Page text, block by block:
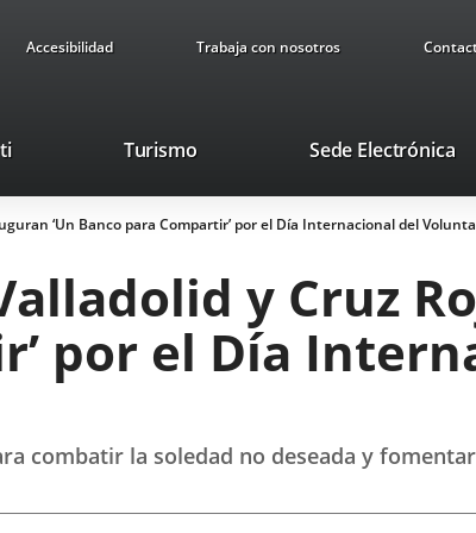
Accesibilidad Trabaja con nosotros
TurismoEste
se
abrirá
una
ventana
nueva.
Sede Electrónica
‘Un Banco para Compartir’ por el Día Internacional del
y Cruz
por el Día
combatir la soledad no deseada y